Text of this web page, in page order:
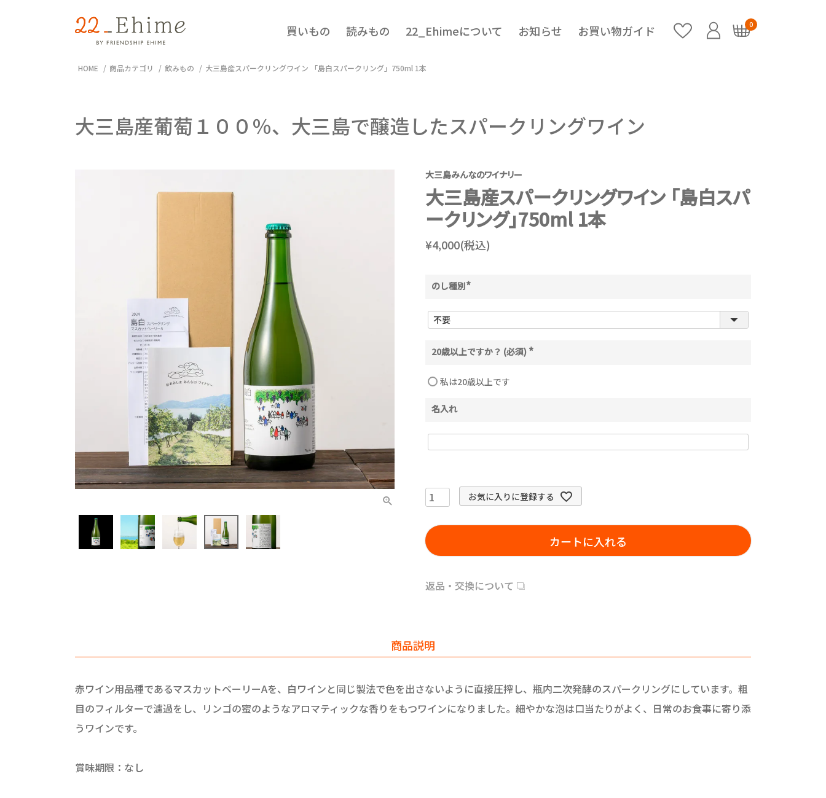
買いもの 読みもの 22_Ehimeについて お知らせ お買い物ガイド 0
HOME 商品カテゴリ 飲みもの 大三島産スパークリングワイン 「島白スパークリング」750ml 1本
大三島産葡萄１００％、大三島で醸造したスパークリングワイン
大三島みんなのワイナリー
大三島産スパークリングワイン 「島白スパ
ークリング」750ml 1本
¥4,000(税込)
のし種別
須
20歳以上ですか？ (必須)
私は20歳以上です
名入れ
お気に入りに登録する
カートに入れる
返品・交換について
商品説明
赤ワイン用品種であるマスカットベーリーAを、白ワインと同じ製法で色を出さないように直接圧搾し、瓶内二次発酵のスパークリングにしています。粗
目のフィルターで濾過をし、リンゴの蜜のようなアロマティックな香りをもつワインになりました。細やかな泡は口当たりがよく、日常のお食事に寄り添
うワインです。
賞味期限：なし